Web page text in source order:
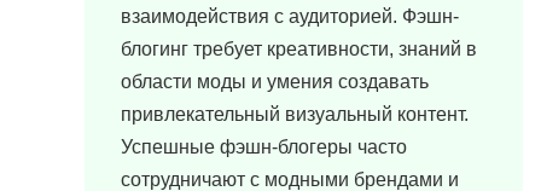
взаимодействия с аудиторией. Фэшн-
блогинг требует креативности, знаний в
области моды и умения создавать
привлекательный визуальный контент.
Успешные фэшн-блогеры часто
сотрудничают с модными брендами и